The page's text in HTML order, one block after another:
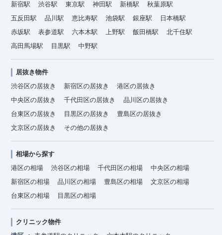
新宿駅
渋谷駅 東京駅 神田駅 新橋駅
秋葉原駅
五反田駅
品川駅 恵比寿駅 池袋駅 銀座駅
日本橋駅
赤坂駅
表参道駅 六本木駅 上野駅 飯田橋駅
北千住駅
高田馬場駅
目黒駅 中野駅
居抜き物件
渋谷区の居抜き
新宿区の居抜き
港区の居抜き
中央区の居抜き
千代田区の居抜き
品川区の居抜き
台東区の居抜き
目黒区の居抜き
豊島区の居抜き
文京区の居抜き
その他の居抜き
相場から探す
港区の相場
渋谷区の相場 千代田区の相場
中央区の相場
新宿区の相場
品川区の相場 豊島区の相場
文京区の相場
台東区の相場
目黒区の相場
クリニック物件